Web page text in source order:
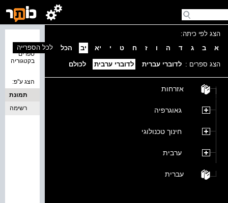
הצג לפי כיתה:
א
ב ג ד ה ו ז ח ט י יא יב הכל
הצג ספרים : לדוברי עברית לדוברי ערבית לכולם
אזרחות
גאוגרפיה
חינוך טכנולוגי
ערבית
עברית
ספרים
בקטגוריה
לכל הספרייה
הצג ע''פ:
תמונת
כריכה
רשימה